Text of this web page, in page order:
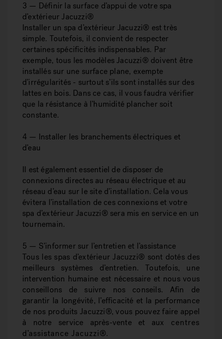
3 — Définir la surface d’appui de votre spa
d’extérieur Jacuzzi®
Installer un spa d’extérieur Jacuzzi® est très
simple. Toutefois, il convient de respecter
certaines spécificités indispensables. Par
exemple, tous les modèles Jacuzzi® doivent être
installés sur une surface plane, exempte
d’irrégularités - surtout s’ils sont installés sur des
lattes en bois. Dans ce cas, il vous faudra vérifier
que la résistance à l’humidité plancher soit
constante.
4 — Installer les branchements électriques et
d’eau
Il est également essentiel de disposer de
connexions directes au réseau électrique et au
réseau d’eau sur le site d’installation. Cela vous
évitera l’installation de ces connexions et votre
spa d’extérieur Jacuzzi® sera mis en service en un
tournemain.
5 — S’informer sur l’entretien et l’assistance
Tous les spas d’extérieur Jacuzzi® sont dotés des
meilleurs systèmes d’entretien. Toutefois, une
intervention humaine est nécessaire et nous vous
conseillons de suivre nos conseils. Afin de
garantir la longévité, l’efficacité et la performance
de nos produits Jacuzzi®, vous pouvez faire appel
à notre service après-vente et aux centres
d’assistance Jacuzzi®.